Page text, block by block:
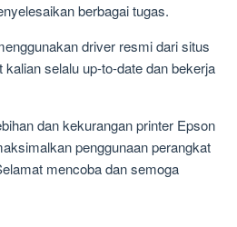
berbagai tugas.
driver resmi dari situs
selalu up-to-date dan bekerja
dan kekurangan printer Epson
penggunaan perangkat
mencoba dan semoga